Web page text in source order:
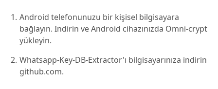
Android telefonunuzu bir kişisel bilgisayara
bağlayın. Indirin ve Android cihazınızda Omni-crypt
yükleyin.
Whatsapp-Key-DB-Extractor'ı bilgisayarınıza indirin
github.com.